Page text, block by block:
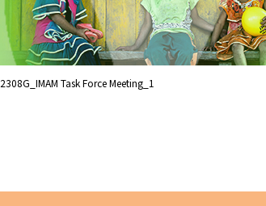
2308G_IMAM Task Force Meeting_1